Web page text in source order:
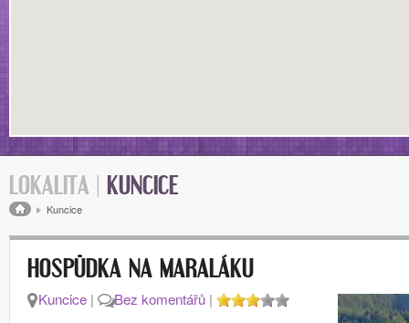
LOKALITA | KUNCICE
Drobečková navigace
Kuncice
HOSPŮDKA NA MARALÁKU
Kuncice | Bez komentářů |